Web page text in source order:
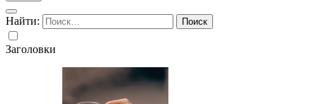
Найти:
Заголовки